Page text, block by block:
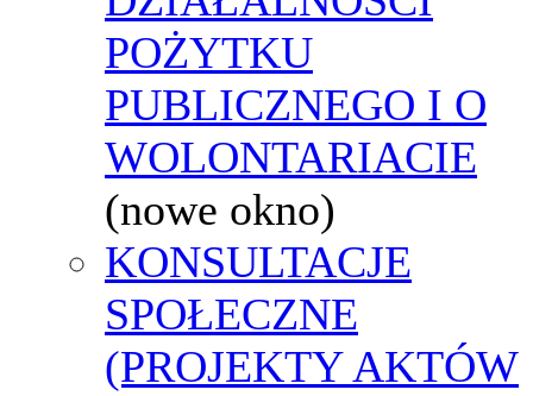
POŻYTKU
PUBLICZNEGO I O
WOLONTARIACIE
(nowe okno)
KONSULTACJE
SPOŁECZNE
(PROJEKTY AKTÓW